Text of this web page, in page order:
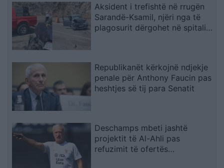
Aksident i trefishtë në rrugën
Sarandë-Ksamil, njëri nga të
plagosurit dërgohet në spitalin
Republikanët kërkojnë ndjekje
penale për Anthony Faucin pas
heshtjes së tij para Senatit
Deschamps mbeti jashtë
projektit të Al-Ahli pas
refuzimit të ofertës